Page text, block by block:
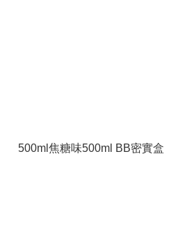
500ml焦糖味500ml BB密實盒